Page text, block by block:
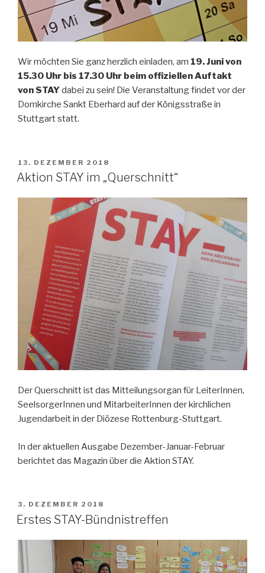
Wir möchten Sie ganz herzlich einladen, am 19. Juni von
15.30 Uhr bis 17.30 Uhr beim offiziellen Auftakt
von STAYdabei zu sein! Die Veranstaltung findet vor der
Domkirche Sankt Eberhard auf der Königsstraße in
Stuttgart statt.
VERÖFFENTLICHT
AM
13. DEZEMBER 2018
Aktion STAY im „Querschnitt“
Der Querschnitt ist das Mitteilungsorgan für LeiterInnen,
SeelsorgerInnen und MitarbeiterInnen der kirchlichen
Jugendarbeit in der Diözese Rottenburg-Stuttgart.
In der aktuellen Ausgabe Dezember-Januar-Februar
berichtet das Magazin über die Aktion STAY.
VERÖFFENTLICHT
AM
3. DEZEMBER 2018
Erstes STAY-Bündnistreffen